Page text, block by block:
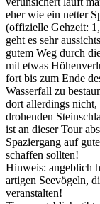
eher wie ein netter
(offizielle Gehzeit:
geht es sehr
gutem Weg durch
mit etwas
fort bis zum Ende
Wasserfall zu
dort allerdings nicht,
drohenden
ist an dieser Tour
Spaziergang auf
schaffen sollten!
Hinweis: angeblich
artigen Seevögeln,
veranstalten!